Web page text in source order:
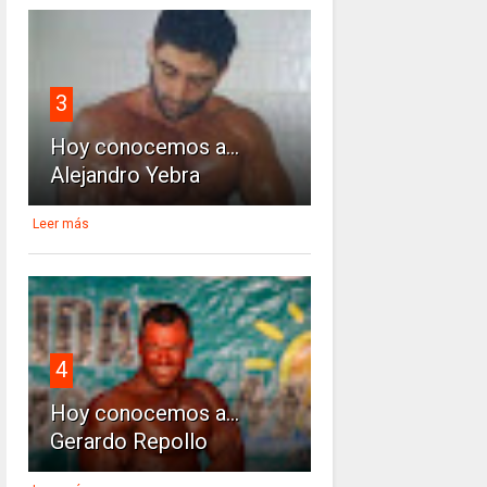
3
Hoy conocemos a...
Alejandro Yebra
Leer más
4
Hoy conocemos a...
Gerardo Repollo